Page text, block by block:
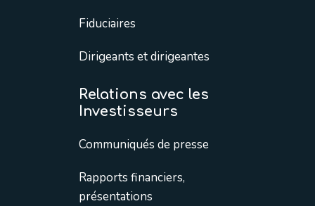
Fiduciaires
Dirigeants et dirigeantes
Relations avec les
Investisseurs
Communiqués de presse
Rapports financiers,
présentations